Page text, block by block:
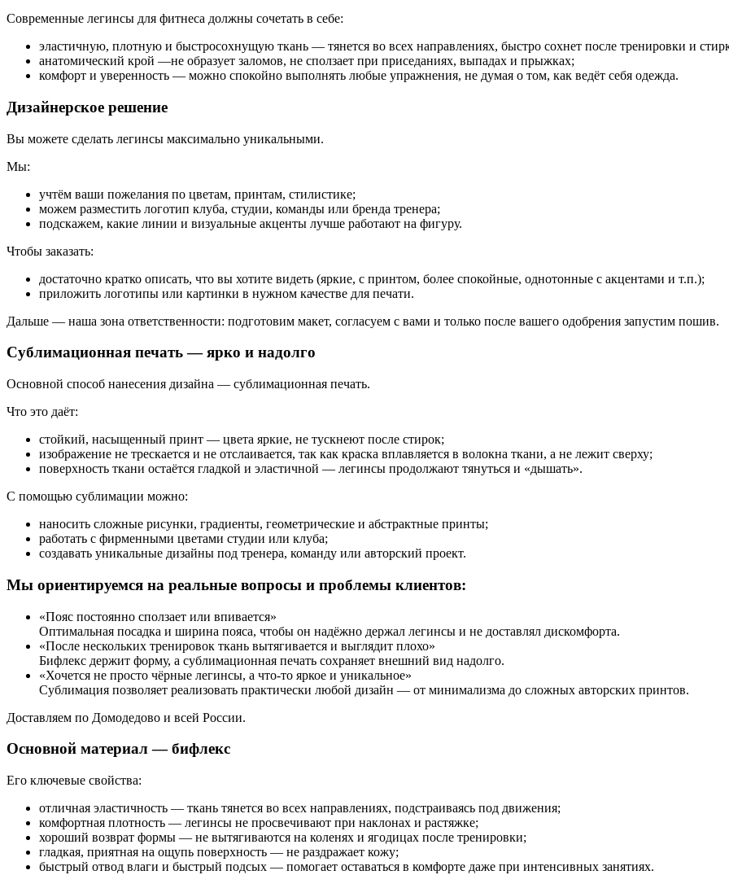
Современные легинсы для фитнеса должны сочетать в себе:
эластичную, плотную и быстросохнущую ткань — тянется во всех направлениях, быстро сохнет после тренировки и
анатомический крой —не образует заломов, не сползает при приседаниях, выпадах и прыжках;
комфорт и уверенность — можно спокойно выполнять любые упражнения, не думая о том, как ведёт себя одежда.
Дизайнерское решение
Вы можете сделать легинсы максимально уникальными.
Мы:
учтём ваши пожелания по цветам, принтам, стилистике;
можем разместить логотип клуба, студии, команды или бренда тренера;
подскажем, какие линии и визуальные акценты лучше работают на фигуру.
Чтобы заказать:
достаточно кратко описать, что вы хотите видеть (яркие, с принтом, более спокойные, однотонные с акцентами и т.п.);
приложить логотипы или картинки в нужном качестве для печати.
Дальше — наша зона ответственности: подготовим макет, согласуем с вами и только после вашего одобрения запустим пошив.
Сублимационная печать — ярко и надолго
Основной способ нанесения дизайна — сублимационная печать.
Что это даёт:
стойкий, насыщенный принт — цвета яркие, не тускнеют после стирок;
изображение не трескается и не отслаивается, так как краска вплавляется в волокна ткани, а не лежит сверху;
поверхность ткани остаётся гладкой и эластичной — легинсы продолжают тянуться и «дышать».
С помощью сублимации можно:
наносить сложные рисунки, градиенты, геометрические и абстрактные принты;
работать с фирменными цветами студии или клуба;
создавать уникальные дизайны под тренера, команду или авторский проект.
Мы ориентируемся на реальные вопросы и проблемы клиентов:
«Пояс постоянно сползает или впивается»
Оптимальная посадка и ширина пояса, чтобы он надёжно держал легинсы и не доставлял дискомфорта.
«После нескольких тренировок ткань вытягивается и выглядит плохо»
Бифлекс держит форму, а сублимационная печать сохраняет внешний вид надолго.
«Хочется не просто чёрные легинсы, а что-то яркое и уникальное»
Сублимация позволяет реализовать практически любой дизайн — от минимализма до сложных авторских принтов.
Доставляем по Домодедово и всей России.
Основной материал — бифлекс
Его ключевые свойства:
отличная эластичность — ткань тянется во всех направлениях, подстраиваясь под движения;
комфортная плотность — легинсы не просвечивают при наклонах и растяжке;
хороший возврат формы — не вытягиваются на коленях и ягодицах после тренировки;
гладкая, приятная на ощупь поверхность — не раздражает кожу;
быстрый отвод влаги и быстрый подсых — помогает оставаться в комфорте даже при интенсивных занятиях.